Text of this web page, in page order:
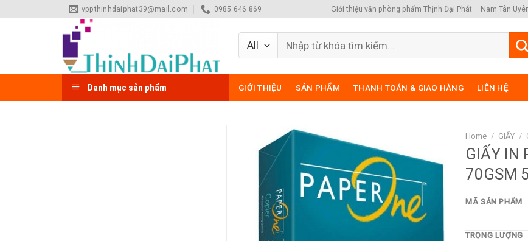
to
vppthinhdaiphat39@mail.com 0985 646 869 Giới thiệu văn phòng phẩm Thịnh Đại Phát – Nam Tân
Search
Danh mục sản phẩm GIỚI THIỆU SẢN PHẨM THANH TOÁN & GIAO HÀNG LIÊN HỆ
Home / GIẤY /
GIẤY IN
70GSM
MÃ SẢN PHẨM
TRỌNG LƯỢNG